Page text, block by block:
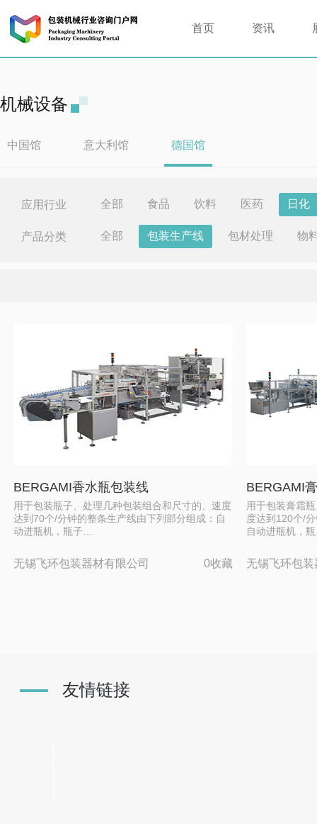
首页 资讯
机械设备
中国馆 意大利馆 德国馆
应用行业 全部 食品 饮料 医药 日化
产品分类 全部 包装生产线 包材处理 物
BERGAMI香水瓶包装线
用于包装瓶子、处理几种包装组合和尺寸的、速度
达到70个/分钟的整条生产线由下列部分组成：自
动进瓶机，瓶子…
无锡飞环包装器材有限公司 0收藏
BERGAMI
用于包装膏霜
度达到120个/
自动进瓶机，
无锡飞环包
友情链接